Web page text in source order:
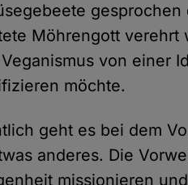
Möhrengott verehrt
von einer
möchte.
geht es bei dem
anderes. Die
missionieren